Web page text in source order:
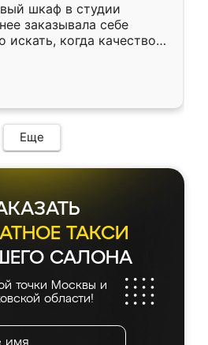
шкаф в студии
заказывала себе
искать, когда качеством
кухня уже почти
нет.
Еще
ТАКСИ
САЛОНА
точки Москвы и
области!